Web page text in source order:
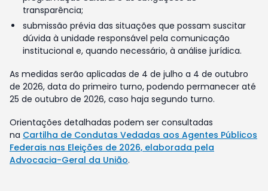
transparência;
submissão prévia das situações que possam suscitar
dúvida à unidade responsável pela comunicação
institucional e, quando necessário, à análise jurídica.
As medidas serão aplicadas de 4 de julho a 4 de outubro
de 2026, data do primeiro turno, podendo permanecer até
25 de outubro de 2026, caso haja segundo turno.
Orientações detalhadas podem ser consultadas
na Cartilha de Condutas Vedadas aos Agentes Públicos
Federais nas Eleições de 2026, elaborada pela
Advocacia-Geral da União.